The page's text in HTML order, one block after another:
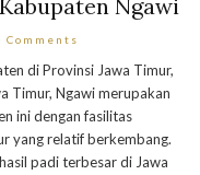
Ngawi
Comments
di Provinsi Jawa Timur,
Timur, Ngawi merupakan
ini dengan fasilitas
yang relatif berkembang.
padi terbesar di Jawa